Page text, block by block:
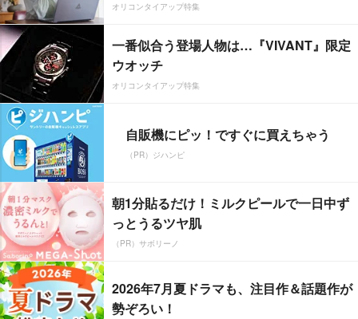
オリコンタイアップ特集
一番似合う登場人物は…『VIVANT』限定
ウオッチ
オリコンタイアップ特集
自販機にピッ！ですぐに買えちゃう
（PR）ジハンピ
朝1分貼るだけ！ミルクピールで一日中ず
っとうるツヤ肌
（PR）サボリーノ
2026年7月夏ドラマも、注目作＆話題作が
勢ぞろい！